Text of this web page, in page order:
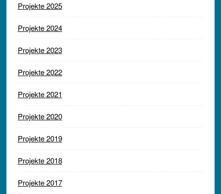
Projekte 2025
Projekte 2024
Projekte 2023
Projekte 2022
Projekte 2021
Projekte 2020
Projekte 2019
Projekte 2018
Projekte 2017